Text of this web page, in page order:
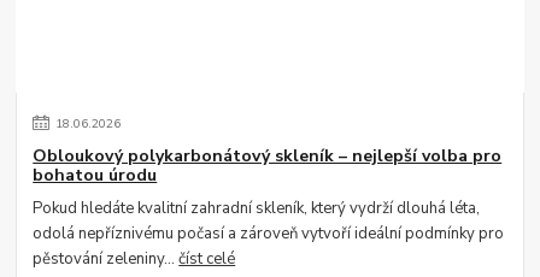
18.06.2026
Obloukový polykarbonátový skleník – nejlepší volba pro
bohatou úrodu
Pokud hledáte kvalitní zahradní skleník, který vydrží dlouhá léta,
odolá nepříznivému počasí a zároveň vytvoří ideální podmínky pro
pěstování zeleniny...číst celé